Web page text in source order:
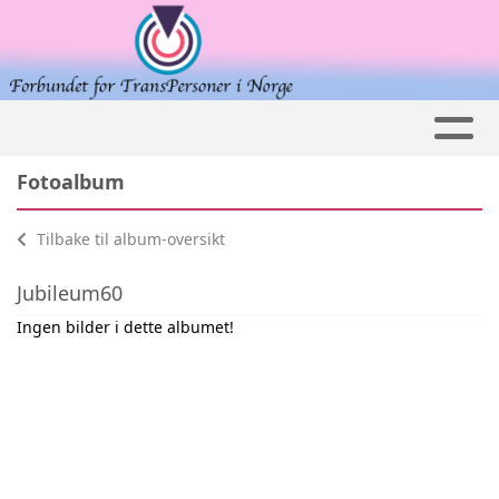
Fotoalbum
Tilbake til album-oversikt
Jubileum60
Ingen bilder i dette albumet!